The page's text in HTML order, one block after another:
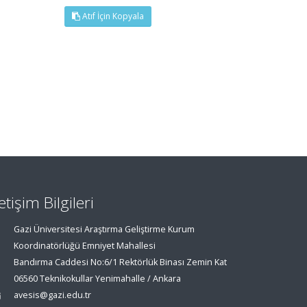
Atıf İçin Kopyala
Bilgileri
Gazi Üniversitesi Araştırma Geliştirme Kurum
Koordinatörlüğü Emniyet Mahallesi
Bandırma Caddesi No:6/1 Rektörlük Binası Zemin Kat
06560 Teknikokullar Yenimahalle / Ankara
avesis@gazi.edu.tr